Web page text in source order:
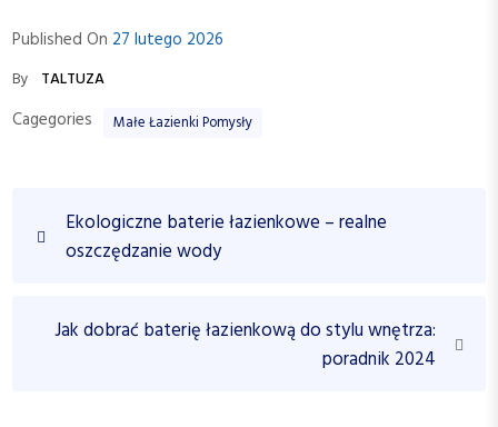
Published On 27 lutego 2026
By TALTUZA
Cagegories Małe Łazienki Pomysły
P
r
i
Ekologiczne baterie łazienkowe – realne
oszczędzanie wody
Jak dobrać baterię łazienkową do stylu wnętrza:
poradnik 2024